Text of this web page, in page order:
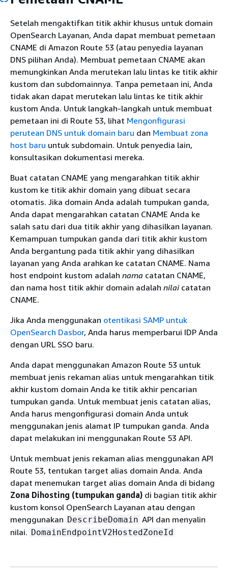
Setelah mengaktifkan titik akhir khusus untuk domain
OpenSearch Layanan, Anda dapat membuat pemetaan
CNAME di Amazon Route 53 (atau penyedia layanan
DNS pilihan Anda). Membuat pemetaan CNAME akan
memungkinkan Anda merutekan lalu lintas ke titik akhir
kustom dan subdomainnya. Tanpa pemetaan ini, Anda
tidak akan dapat merutekan lalu lintas ke titik akhir
kustom Anda. Untuk langkah-langkah untuk membuat
pemetaan ini di Route 53, lihat Mengonfigurasi
perutean DNS untuk domain baru dan Membuat zona
host baru untuk subdomain. Untuk penyedia lain,
konsultasikan dokumentasi mereka.
Buat catatan CNAME yang mengarahkan titik akhir
kustom ke titik akhir domain yang dibuat secara
otomatis. Jika domain Anda adalah tumpukan ganda,
Anda dapat mengarahkan catatan CNAME Anda ke
salah satu dari dua titik akhir yang dihasilkan layanan.
Kemampuan tumpukan ganda dari titik akhir kustom
Anda bergantung pada titik akhir yang dihasilkan
layanan yang Anda arahkan ke catatan CNAME. Nama
host endpoint kustom adalah nama catatan CNAME,
dan nama host titik akhir domain adalah nilaicatatan
CNAME.
Jika Anda menggunakan otentikasi SAMP untuk
OpenSearch Dasbor, Anda harus memperbarui IDP Anda
dengan URL SSO baru.
Anda dapat menggunakan Amazon Route 53 untuk
membuat jenis rekaman alias untuk mengarahkan titik
akhir kustom domain Anda ke titik akhir pencarian
tumpukan ganda. Untuk membuat jenis catatan alias,
Anda harus mengonfigurasi domain Anda untuk
menggunakan jenis alamat IP tumpukan ganda. Anda
dapat melakukan ini menggunakan Route 53 API.
Untuk membuat jenis rekaman alias menggunakan API
Route 53, tentukan target alias domain Anda. Anda
dapat menemukan target alias domain Anda di bidang
Zona Dihosting (tumpukan ganda) di bagian titik akhir
kustom konsol OpenSearch Layanan atau dengan
menggunakan DescribeDomain API dan menyalin
nilai. DomainEndpointV2HostedZoneId